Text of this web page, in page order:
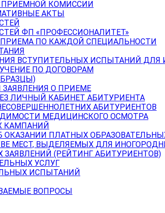
КОМИССИИ
АКТЫ
ФП «ПРОФЕССИОНАЛИТЕТ»
ПО КАЖДОЙ СПЕЦИАЛЬНОСТИ
ВСТУПИТЕЛЬНЫХ ИСПЫТАНИЙ ДЛЯ
ПО ДОГОВОРАМ
О ПРИЕМЕ
ЛИЧНЫЙ КАБИНЕТ АБИТУРИЕНТА
АБИТУРИЕНТОВ
МЕДИЦИНСКОГО ОСМОТРА
КАМПАНИЙ
ОКАЗАНИИ ПЛАТНЫХ
МЕСТ, ВЫДЕЛЯЕМЫХ ДЛЯ
(РЕЙТИНГ АБИТУРИЕНТОВ)
УСЛУГ
ИСПЫТАНИЙ
ВОПРОСЫ